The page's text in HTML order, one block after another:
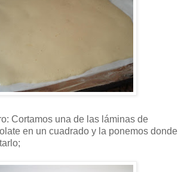
Cortamos una de las láminas de
en un cuadrado y la ponemos donde